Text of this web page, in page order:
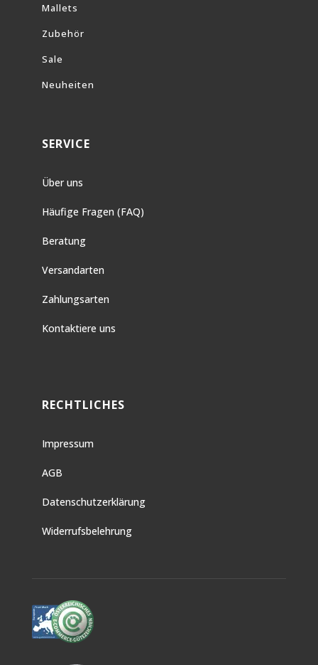
Mallets
Zubehör
Sale
Neuheiten
SERVICE
Über uns
Häufige Fragen (FAQ)
Beratung
Versandarten
Zahlungsarten
Kontaktiere uns
RECHTLICHES
Impressum
AGB
Datenschutzerklärung
Widerrufsbelehrung